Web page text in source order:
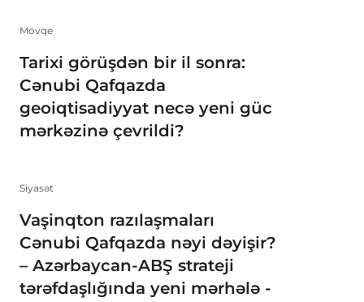
Mövqe
Tarixi görüşdən bir il sonra:
Cənubi Qafqazda
geoiqtisadiyyat necə yeni güc
mərkəzinə çevrildi?
Siyasət
Vaşinqton razılaşmaları
Cənubi Qafqazda nəyi dəyişir?
– Azərbaycan-ABŞ strateji
tərəfdaşlığında yeni mərhələ -